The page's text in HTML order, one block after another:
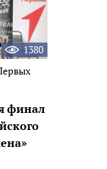
1380
финал